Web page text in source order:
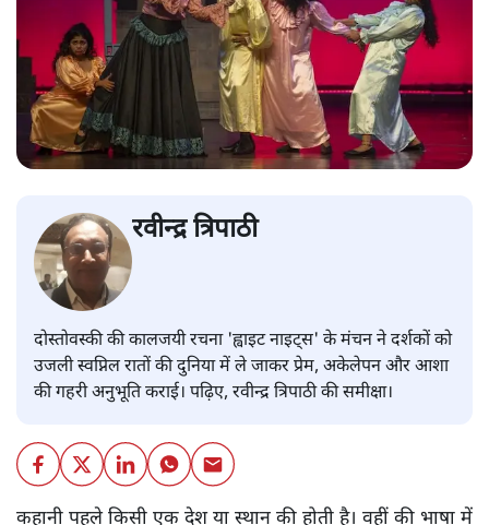
रवीन्द्र त्रिपाठी
दोस्तोवस्की की कालजयी रचना 'ह्वाइट नाइट्स' के मंचन ने दर्शकों को
उजली स्वप्निल रातों की दुनिया में ले जाकर प्रेम, अकेलेपन और आशा
की गहरी अनुभूति कराई। पढ़िए, रवीन्द्र त्रिपाठी की समीक्षा।
कहानी पहले किसी एक देश या स्थान की होती है। वहीं की भाषा में